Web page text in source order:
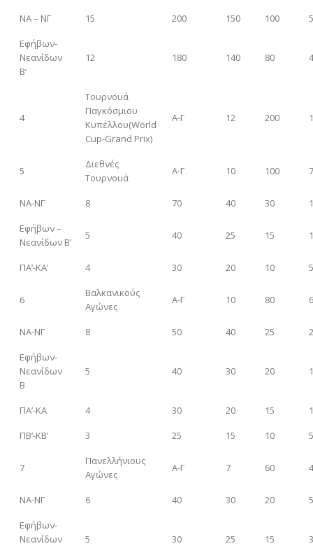
ΝΑ – ΝΓ 15 200 150 100
Εφήβων-
Νεανίδων
Β’
12 180 140 80
4
Τουρνουά
Παγκόσμιου
Κυπέλλου(World
Cup-Grand Prix)
Α-Γ 12 200
5
Διεθνές
Τουρνουά
Α-Γ 10 100
ΝΑ-ΝΓ 8 70 40 30
Εφήβων –
Νεανίδων Β’
5 40 25 15
ΠΑ’-ΚΑ’ 4 30 20 10 5
6
Βαλκανικούς
Αγώνες
Α-Γ 10 80
ΝΑ-ΝΓ 8 50 40 25
Εφήβων-
Νεανίδων
Β
5 40 30 20
ΠΑ’-ΚΑ 4 30 20 15
ΠΒ’-ΚΒ’
3 25 15 10 5
7
Πανελλήνιους
Αγώνες
Α-Γ 7 60
ΝΑ-ΝΓ 6 40 30 20
5
Εφήβων-
Νεανίδων
5 30 25 15 3